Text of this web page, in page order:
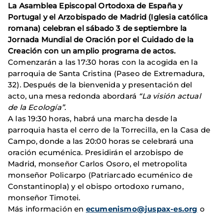
La Asamblea Episcopal Ortodoxa de España y
Portugal y el Arzobispado de Madrid (Iglesia católica
romana) celebran el sábado 3 de septiembre la
Jornada Mundial de Oración por el Cuidado de la
Creación con un amplio programa de actos.
Comenzarán a las 17:30 horas con la acogida en la
parroquia de Santa Cristina (Paseo de Extremadura,
32). Después de la bienvenida y presentación del
acto, una mesa redonda abordará “La visión actual
de la Ecología”.
A las 19:30 horas, habrá una marcha desde la
parroquia hasta el cerro de la Torrecilla, en la Casa de
Campo, donde a las 20:00 horas se celebrará una
oración ecuménica. Presidirán el arzobispo de
Madrid, monseñor Carlos Osoro, el metropolita
monseñor Policarpo (Patriarcado ecuménico de
Constantinopla) y el obispo ortodoxo rumano,
monseñor Timotei.
Más información en ecumenismo@juspax-es.org o